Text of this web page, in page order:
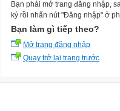
Bạn phải mở trang đăng nhập,
ký rồi nhấn nút "Đăng nhập" ở
Bạn làm gì tiếp theo?
Mở trang đăng nhập
Quay trở lại trang trước